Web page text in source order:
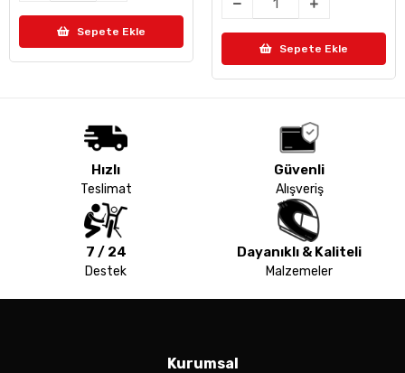
Sepete Ekle
Sepete Ekle
Hızlı
Teslimat
Güvenli
Alışveriş
7 / 24
Destek
Dayanıklı & Kaliteli
Malzemeler
Kurumsal